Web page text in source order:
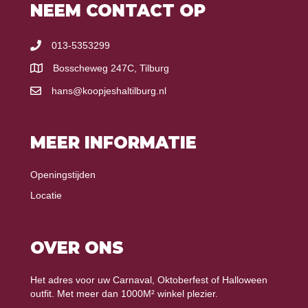
NEEM CONTACT OP
013-5353299
Bosscheweg 247C, Tilburg
hans@koopjeshaltilburg.nl
MEER INFORMATIE
Openingstijden
Locatie
OVER ONS
Het adres voor uw Carnaval, Oktoberfest of Halloween
outfit. Met meer dan 1000M² winkel plezier.